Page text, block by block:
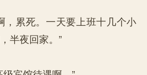
累死。一天要上班十几个小
半夜回家。”